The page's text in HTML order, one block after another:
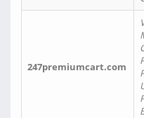
247premiumcart.com